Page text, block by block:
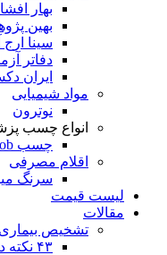
بهار
بهین
سینا ارج
دفاتر
ایران
مواد شیمیایی
نوترون
انواع چسب
چسب Medix- Mediflex-Medibob
اقلام مصرفی
سرنگ
لیست قیمت
مقالات
تشخیص
۴۳ نکته در مورد کلسترول